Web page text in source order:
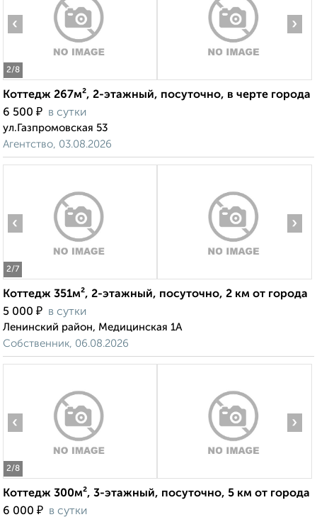
2/8
‹ ›
Коттедж 267м², 2-этажный, посуточно, в черте города
6 500 ₽ в сутки
ул.Газпромовская 53
Агентство, 03.08.2026
2/7
‹ ›
Коттедж 351м², 2-этажный, посуточно, 2 км от города
5 000 ₽ в сутки
Ленинский район, Медицинская 1А
Собственник, 06.08.2026
2/8
‹ ›
Коттедж 300м², 3-этажный, посуточно, 5 км от города
6 000 ₽ в сутки